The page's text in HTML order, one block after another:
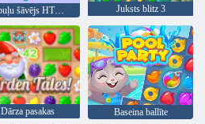
Burbuļu šāvējs HTML5 Juksts blitz 3
Dārza pasakas Baseina ballīte